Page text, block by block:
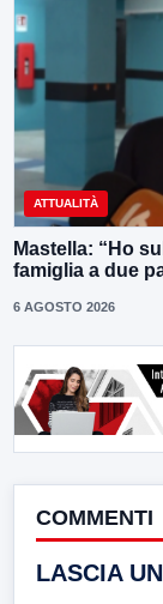
ATTUALITÀ
Mastella: “Ho
famiglia a due
6 AGOSTO 2026
COMMENTI
LASCIA